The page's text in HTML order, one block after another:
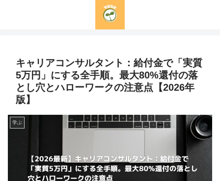
キャリアコンサルタント：給付金で「実質
5万円」にする全手順。最大80%還付の落
とし穴とハローワークの注意点【2026年
版】
学ぶ